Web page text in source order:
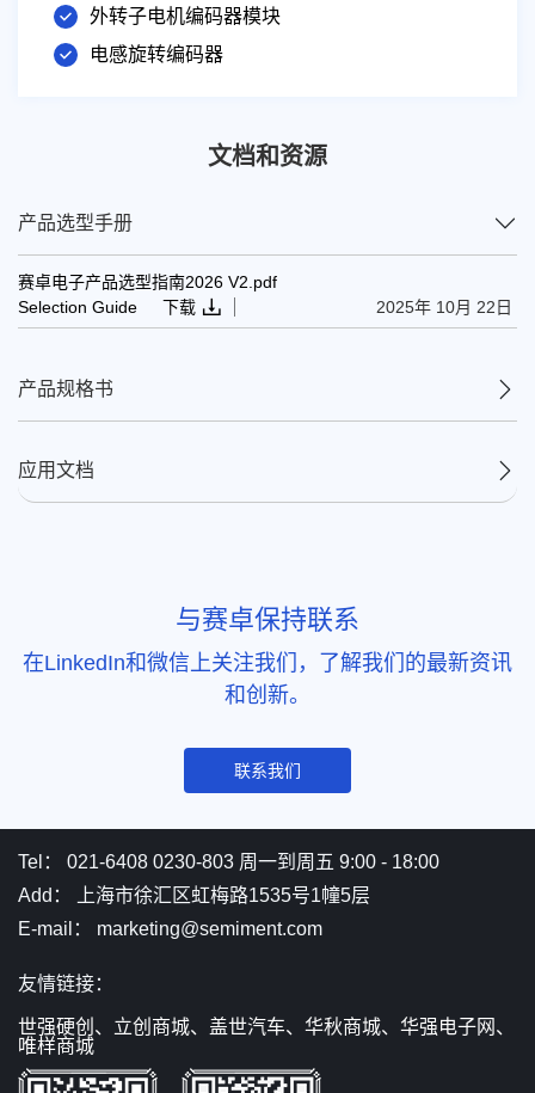
外转子电机编码器模块
电感旋转编码器
文档和资源
产品选型手册
赛卓电子产品选型指南2026 V2.pdf
Selection Guide
下载 2025年 10月 22日
产品规格书
应用文档
目标物的位置达到测量信号输出的目的。该产品可用于
测。
与赛卓保持联系
在LinkedIn和微信上关注我们，了解我们的最新资讯
和创新。
联系我们
Tel： 021-6408 0230-803 周一到周五 9:00 - 18:00
Add： 上海市徐汇区虹梅路1535号1幢5层
E-mail： marketing@semiment.com
友情链接：
世强硬创、 立创商城、 盖世汽车、 华秋商城、 华强电子网、
唯样商城